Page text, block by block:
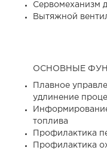
Сервомеханизм
Вытяжной
ОСНОВНЫЕ
Плавное
удлинение
топлива
Профилактика
Профилактика